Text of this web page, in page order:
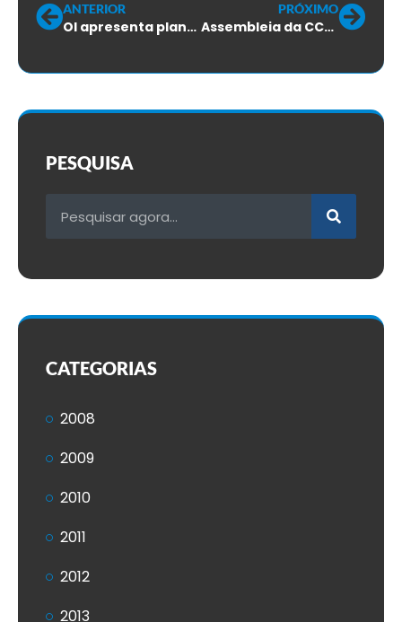
ANTERIOR
OI apresenta plano de Reestruturação que vai dizimar milhares de empregos
PRÓXIMO
Assembleia da CCT dos trabalhadores em provedores de acesso à internet
PESQUISA
CATEGORIAS
2008
2009
2010
2011
2012
2013